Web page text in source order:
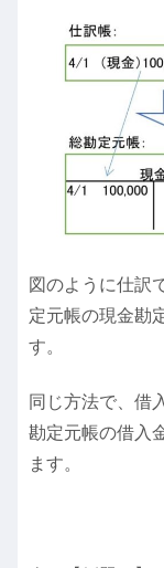
図のように仕訳
定元帳の現金勘
す。
同じ方法で、借
勘定元帳の借入
ます。